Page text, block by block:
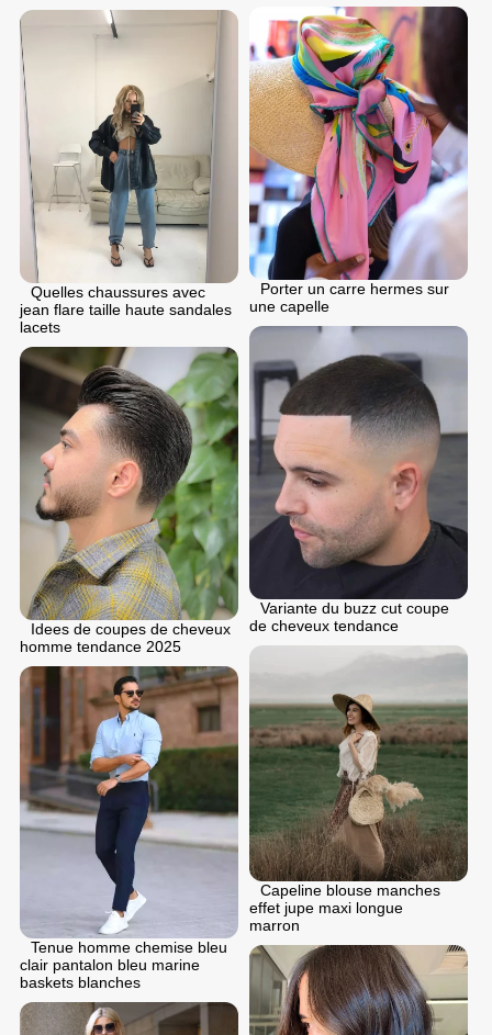
Porter un carre hermes sur
une capelle
Quelles chaussures avec
jean flare taille haute sandales
lacets
Variante du buzz cut coupe
de cheveux tendance
Idees de coupes de cheveux
homme tendance 2025
Capeline blouse manches
effet jupe maxi longue
marron
Tenue homme chemise bleu
clair pantalon bleu marine
baskets blanches